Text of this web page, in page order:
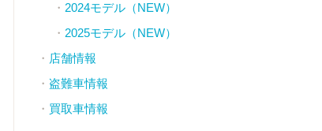
2024モデル（NEW）
2025モデル（NEW）
店舗情報
盗難車情報
買取車情報